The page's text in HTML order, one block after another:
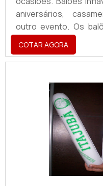
aniversários,
outro evento. Os
ser usados para
mais alegre e
divertidos e
campanhas
outros materiais,
COTAR AGORA